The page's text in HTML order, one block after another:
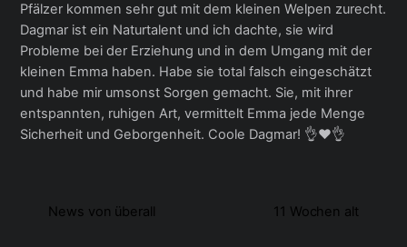
Pfälzer kommen sehr gut mit dem kleinen Welpen zurecht.
Dagmar ist ein Naturtalent und ich dachte, sie wird
Probleme bei der Erziehung und in dem Umgang mit der
kleinen Emma haben. Habe sie total falsch eingeschätzt
und habe mir umsonst Sorgen gemacht. Sie, mit ihrer
entspannten, ruhigen Art, vermittelt Emma jede Menge
Sicherheit und Geborgenheit. Coole Dagmar! 👌❤👌
News von überall 11 Wochen alt